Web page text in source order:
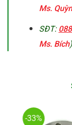
Ms.
SĐT:
Ms. Bích)
-33%